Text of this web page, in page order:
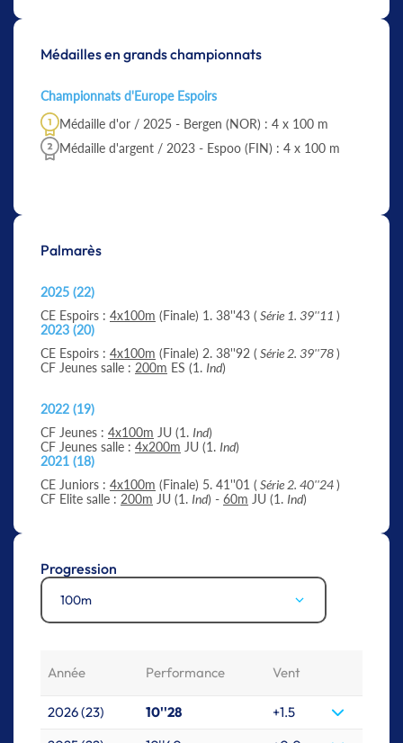
Médailles en grands championnats
Championnats d'Europe Espoirs
Médaille d'or / 2025 - Bergen (NOR) : 4 x 100 m
Médaille d'argent / 2023 - Espoo (FIN) : 4 x 100 m
Palmarès
2025 (22)
CE Espoirs : 4x100m (Finale) 1. 38''43 ( Série 1. 39''11 )
2023 (20)
CE Espoirs : 4x100m (Finale) 2. 38''92 ( Série 2. 39''78)
CF Jeunes salle : 200m ES (1. Ind)
2022 (19)
CF Jeunes : 4x100m JU (1. Ind)
CF Jeunes salle : 4x200m JU (1. Ind)
2021 (18)
CE Juniors : 4x100m (Finale) 5. 41''01 ( Série 2. 40''24)
CF Elite salle : 200m JU (1. Ind) - 60m JU (1. Ind)
Progression
100m
Année Performance Vent
2026 (23) 10''28
+1.5